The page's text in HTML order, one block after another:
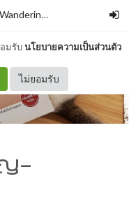
มรับนโยบายความเป็นส่วนตัว
ไม่ยอมรับ
WanderingBook
-